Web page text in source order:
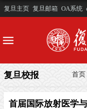
复旦主页 复旦邮箱 OA系统
首页
复旦校报
首届国际放射医学